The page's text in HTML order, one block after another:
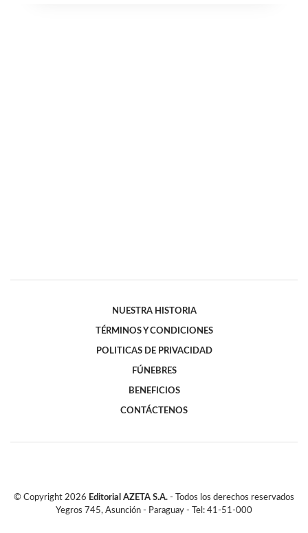
NUESTRA HISTORIA
TÉRMINOS Y CONDICIONES
POLITICAS DE PRIVACIDAD
FÚNEBRES
BENEFICIOS
CONTÁCTENOS
© Copyright 2026 Editorial AZETA S.A. - Todos los derechos reservados
Yegros 745, Asunción - Paraguay - Tel: 41-51-000